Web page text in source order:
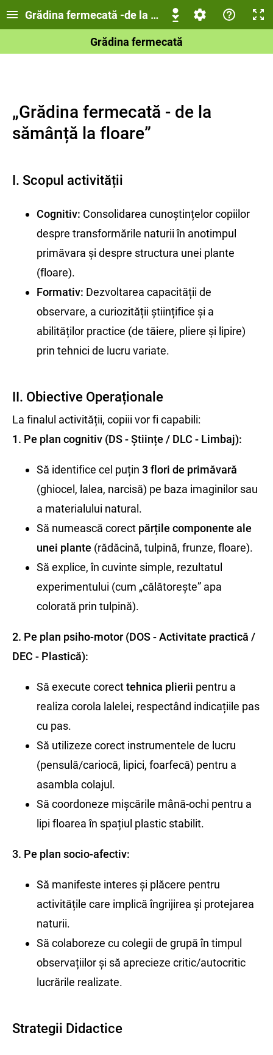
Grădina fermecată -de la sămânță la floare
Grădina fermecată
„Grădina fermecată - de la
sămânță la floare”
I. Scopul activității
Cognitiv: Consolidarea cunoștințelor copiilor
despre transformările naturii în anotimpul
primăvara și despre structura unei plante
(floare).
Formativ: Dezvoltarea capacității de
observare, a curiozității științifice și a
abilităților practice (de tăiere, pliere și lipire)
prin tehnici de lucru variate.
II. Obiective Operaționale
La finalul activității, copiii vor fi capabili:
1. Pe plan cognitiv (DS - Științe / DLC - Limbaj):
Să identifice cel puțin 3 flori de primăvară
(ghiocel, lalea, narcisă) pe baza imaginilor sau
a materialului natural.
Să numească corect părțile componente ale
unei plante (rădăcină, tulpină, frunze, floare).
Să explice, în cuvinte simple, rezultatul
experimentului (cum „călătorește” apa
colorată prin tulpină).
2. Pe plan psiho-motor (DOS - Activitate practică /
DEC - Plastică):
Să execute corecttehnica plierii pentru a
realiza corola lalelei, respectând indicațiile pas
cu pas.
Să utilizeze corect instrumentele de lucru
(pensulă/cariocă, lipici, foarfecă) pentru a
asambla colajul.
Să coordoneze mișcările mână-ochi pentru a
lipi floarea în spațiul plastic stabilit.
3. Pe plan socio-afectiv:
Să manifeste interes și plăcere pentru
activitățile care implică îngrijirea și protejarea
naturii.
Să colaboreze cu colegii de grupă în timpul
observațiilor și să aprecieze critic/autocritic
lucrările realizate.
Strategii Didactice